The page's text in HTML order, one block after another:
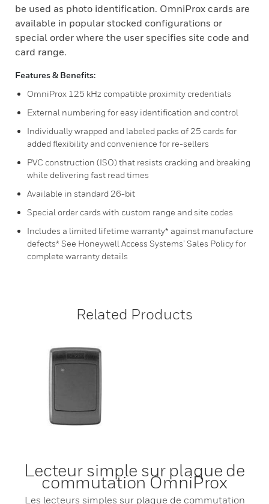
be used as photo identification. OmniProx cards are
available in popular stocked configurations or
special order where the user specifies site code and
card range.
Features & Benefits:
OmniProx 125 kHz compatible proximity credentials
External numbering for easy identification and control
Individually wrapped and labeled packs of 25 cards for
added flexibility and convenience for re-sellers
PVC construction (ISO) that resists cracking and breaking
while delivering fast read times
Available in standard 26-bit
Special order cards with custom range and site codes
Includes a limited lifetime warranty* against manufacture
defects* See Honeywell Access Systems’ Sales Policy for
complete warranty details
Related Products
Lecteur simple sur plaque de
commutation OmniProx
Les lecteurs simples sur plaque de commutation